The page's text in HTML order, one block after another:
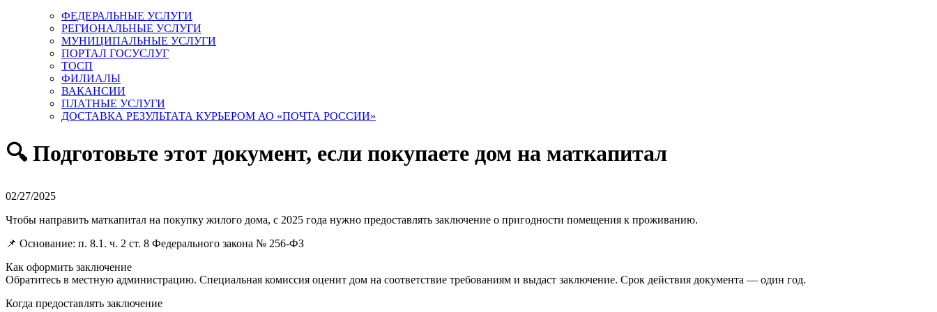
ФЕДЕРАЛЬНЫЕ УСЛУГИ
РЕГИОНАЛЬНЫЕ УСЛУГИ
МУНИЦИПАЛЬНЫЕ УСЛУГИ
ПОРТАЛ ГОСУСЛУГ
ТОСП
ФИЛИАЛЫ
ВАКАНСИИ
ПЛАТНЫЕ УСЛУГИ
ДОСТАВКА РЕЗУЛЬТАТА КУРЬЕРОМ АО «ПОЧТА РОССИИ»
🔍 Подготовьте этот документ, если покупаете дом на маткапитал
02/27/2025
Чтобы направить маткапитал на покупку жилого дома, с 2025 года нужно предоставлять заключение о пригодности помещения к проживанию.
📌 Основание: п. 8.1. ч. 2 ст. 8 Федерального закона № 256-ФЗ
Как оформить заключение
Обратитесь в местную администрацию. Специальная комиссия оценит дом на соответствие требованиям и выдаст заключение. Срок действия документа — один год.
Когда предоставлять заключение